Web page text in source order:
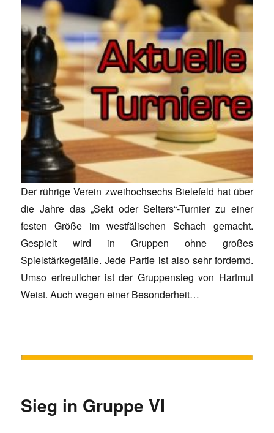
Der rührige Verein zweihochsechs Bielefeld hat über
die Jahre das „Sekt oder Selters“-Turnier zu einer
festen Größe im westfälischen Schach gemacht.
Gespielt wird in Gruppen ohne großes
Spielstärkegefälle. Jede Partie ist also sehr fordernd.
Umso erfreulicher ist der Gruppensieg von Hartmut
Weist. Auch wegen einer Besonderheit…
Sieg in Gruppe VI